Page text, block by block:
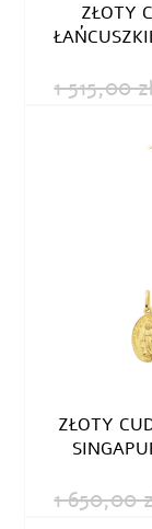
ZŁOTY
1 515,00
ZŁOTY
1 650,00